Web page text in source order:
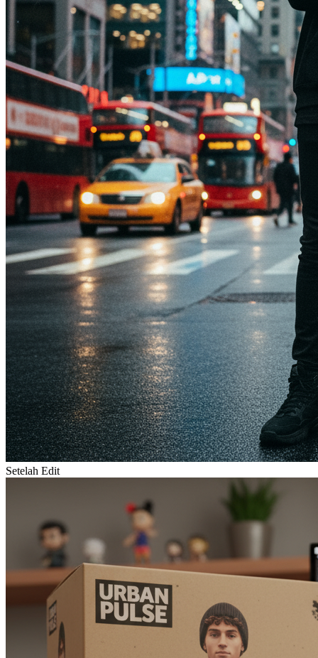
Setelah Edit